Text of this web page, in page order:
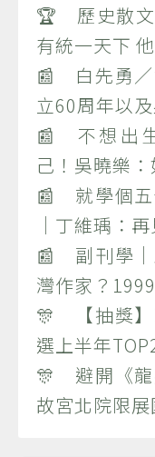
🏆 歷史散文
有統一天下
📰 白先勇／
立60周年以
📰 不想出
己！吳曉樂
📰 就學個五
｜丁維瑀：
📰 副刊學｜
灣作家？
🎊 【抽獎】
選上半年
🎊 避開《龍
故宮北院限